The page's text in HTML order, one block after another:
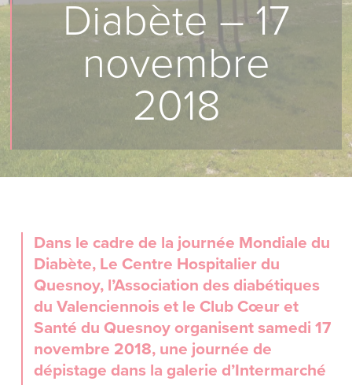
Diabète – 17
novembre
2018
Dans le cadre de la journée Mondiale du
Diabète, Le Centre Hospitalier du
Quesnoy, l’Association des diabétiques
du Valenciennois et le Club Cœur et
Santé du Quesnoy organisent samedi 17
novembre 2018, une journée de
dépistage dans la galerie d’Intermarché